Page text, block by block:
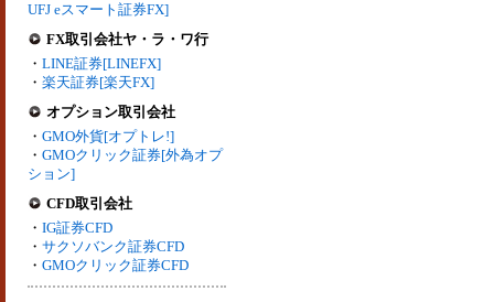
UFJ eスマート証券FX]
FX取引会社ヤ・ラ・ワ行
・ LINE証券[LINEFX]
・ 楽天証券[楽天FX]
オプション取引会社
・ GMO外貨[オプトレ!]
・ GMOクリック証券[外為オプ
ション]
CFD取引会社
・ IG証券CFD
・ サクソバンク証券CFD
・ GMOクリック証券CFD